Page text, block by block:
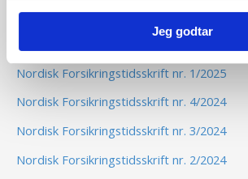
Jeg godtar
Nordisk Forsikringstidsskrift nr. 1/2026
Nominer din kandidat til Forsikringsprisen
Nordisk Forsikringstidsskrift nr. 1/2025
Nordisk Forsikringstidsskrift nr. 4/2024
Nordisk Forsikringstidsskrift nr. 3/2024
Nordisk Forsikringstidsskrift nr. 2/2024